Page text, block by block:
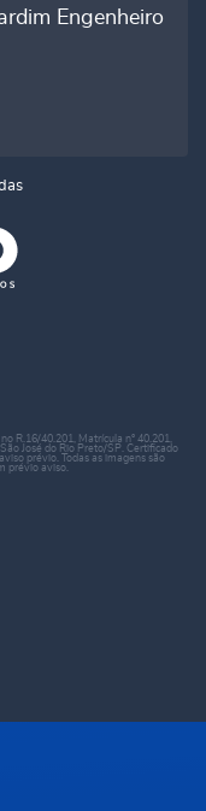
Engenheiro
R.16/40.201, Matrícula n° 40.201,
José do Rio Preto/SP. Certificado
prévio. Todas as imagens são
prévio aviso.